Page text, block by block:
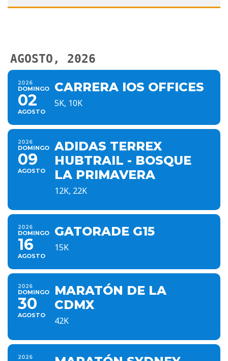
AGOSTO, 2026
2026
DOMINGO
02
AGOSTO
CARRERA IOS OFFICES
5K, 10K
2026
DOMINGO
09
AGOSTO
ADIDAS TERREX
HUBTRAIL - BOSQUE
LA PRIMAVERA
12K, 22K
2026
DOMINGO
16
AGOSTO
GATORADE G15
15K
2026
DOMINGO
30
AGOSTO
MARATÓN DE LA
CDMX
42K
2026